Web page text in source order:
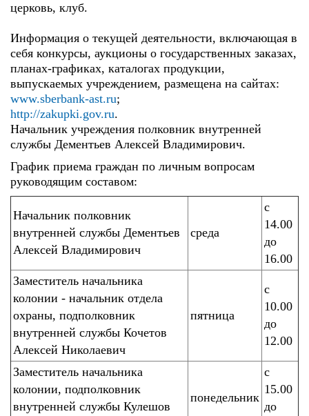
церковь, клуб.
Информация о текущей деятельности, включающая в
себя конкурсы, аукционы о государственных заказах,
планах-графиках, каталогах продукции,
выпускаемых учреждением, размещена на сайтах:
www.sberbank-ast.ru;
http://zakupki.gov.ru.
Начальник учреждения полковник внутренней
службы Дементьев Алексей Владимирович.
График приема граждан по личным вопросам
руководящим составом:
Начальник полковник
внутренней службы Дементьев
Алексей Владимирович
среда
с
14.00
до
16.00
Заместитель начальника
колонии - начальник отдела
охраны, подполковник
внутренней службы Кочетов
Алексей Николаевич
пятница
с
10.00
до
12.00
Заместитель начальника
колонии, подполковник
внутренней службы Кулешов
понедельник
с
15.00
до